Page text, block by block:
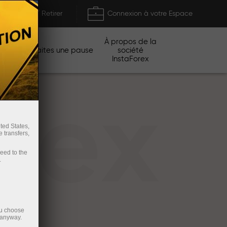
Déposer / Retirer Connexion à votre Espace
Faites une pause
À propos de la
société
InstaForex
States,
transfers,
to the
choose